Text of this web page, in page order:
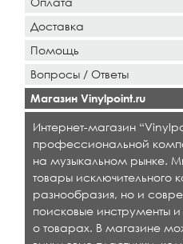
Доставка
Помощь
Вопросы / Ответы
Магазин Vinylpoint.ru
Интернет-магазин
профессиональной
на музыкальном рынке.
товары исключительного
разнообразия, но и
поисковые
о товарах. В магазине